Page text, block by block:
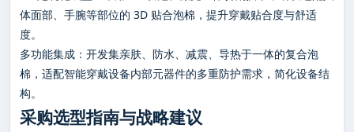
体面部、手腕等部位的 3D 贴合泡棉，提升穿戴贴合度与舒适
度。
多功能集成：开发集亲肤、防水、减震、导热于一体的复合泡
棉，适配智能穿戴设备内部元器件的多重防护需求，简化设备结
构。
采购选型指南与战略建议